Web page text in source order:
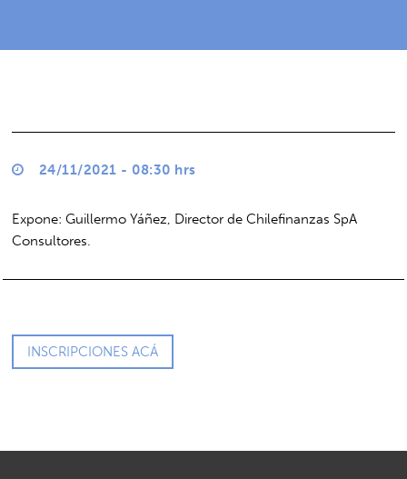
24/11/2021 - 08:30 hrs
Expone: Guillermo Yáñez, Director de Chilefinanzas SpA
Consultores.
INSCRIPCIONES ACÁ